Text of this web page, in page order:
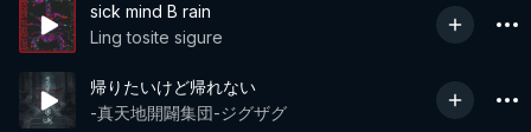
sick mind B rain
Ling tosite sigure
帰りたいけど帰れない
-真天地開闢集団-ジグザグ